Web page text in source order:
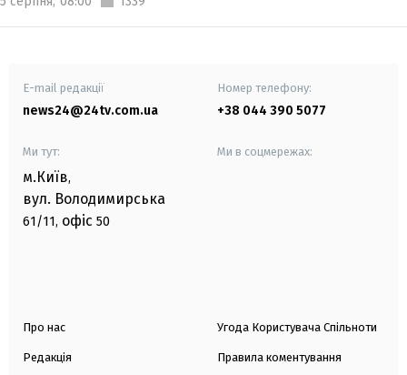
E-mail редакції
news24@24tv.com.ua
Номер телефону:
+38 044 390 5077
Ми тут:
м.Київ,
вул. Володимирська
61/11, офіс 50
Ми в соцмережах:
Про нас
Редакція
Угода Користувача Спільноти
Правила коментування